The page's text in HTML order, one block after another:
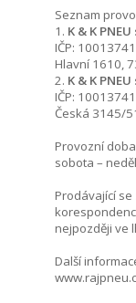
Seznam
1. K & K
IČP:
Hlavní 1610,
2. K & K
IČP:
Česká 3145/
Provozní
sobota –
Prodávající
nejpozději ve
Další